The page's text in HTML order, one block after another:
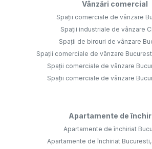
Vânzări comercial
Spații comerciale de vânzare
Spații industriale de vânzare
Spații de birouri de vânzare
Spații comerciale de vânzare
Spații comerciale de vânzare
Spații comerciale de vânzare
Apartamente de
Apartamente de închiriat
Apartamente de închiriat